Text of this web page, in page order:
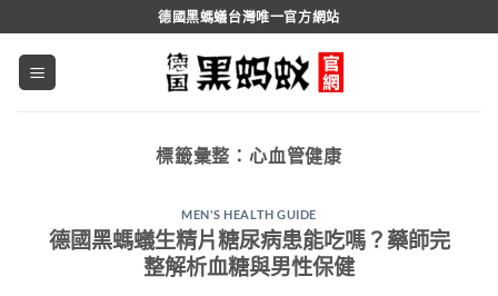
德國黑螞蟻台灣唯一官方網站
標籤彙整： 心血管健康
MEN'S HEALTH GUIDE
德國黑螞蟻生精片糖尿病患能吃嗎？藥師完
整解析血糖與男性保健